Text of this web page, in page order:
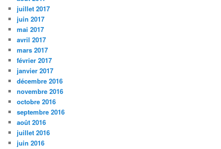
juillet 2017
juin 2017
mai 2017
avril 2017
mars 2017
février 2017
janvier 2017
décembre 2016
novembre 2016
octobre 2016
septembre 2016
août 2016
juillet 2016
juin 2016